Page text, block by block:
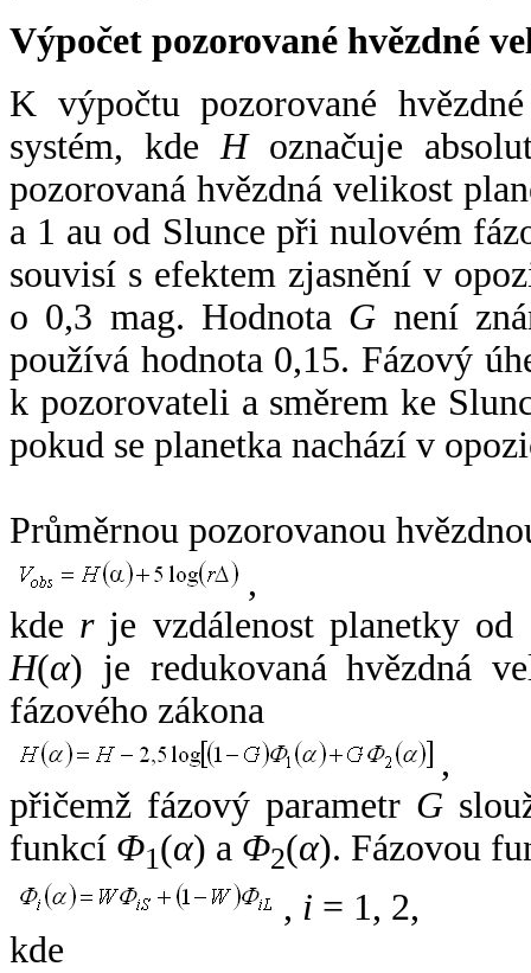
Výpočet pozorované hvězdné
K výpočtu pozorované
systém, kde Hoznačuje
pozorovaná hvězdná velikost
a 1 au od Slunce při nulovém
souvisí s efektem zjasnění v
o 0,3 mag. Hodnota G není
používá hodnota 0,15. Fázový
k pozorovateli a směrem ke
pokud se planetka nachází v
Průměrnou pozorovanou
,
kde rje vzdálenost planetky od
H(α) je redukovaná hvězdná
fázového zákona
,
přičemž fázový parametr G
funkcí Φ1(α) a Φ2(α). Fázovou
, i = 1, 2,
kde